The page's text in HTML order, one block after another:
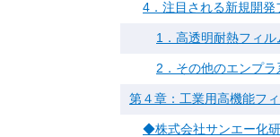
4．注目される新規開
1．高透明耐熱フィル
2．その他のエンプラ
第４章：工業用高機能フ
◆株式会社サンエー化